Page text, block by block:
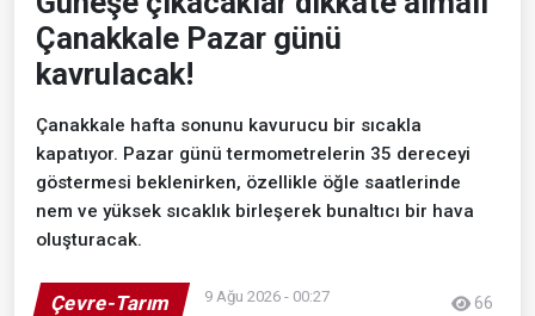
Çanakkale Pazar günü
kavrulacak!
Çanakkale hafta sonunu kavurucu bir sıcakla
kapatıyor. Pazar günü termometrelerin 35 dereceyi
göstermesi beklenirken, özellikle öğle saatlerinde
nem ve yüksek sıcaklık birleşerek bunaltıcı bir hava
oluşturacak.
Çevre-Tarım 9 Ağu 2026 - 00:27 66